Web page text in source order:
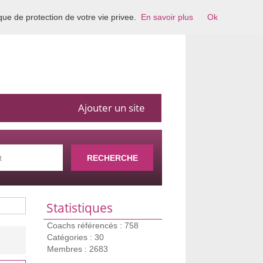
Ajouter un site
RECHERCHE
Statistiques
Coachs référencés : 758
Catégories : 30
Membres : 2683
de protection de votre vie privee. En savoir plus Ok